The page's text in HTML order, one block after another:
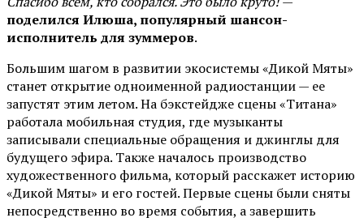
поделился Илюша, популярный шансон-
исполнитель для зуммеров.
Большим шагом в развитии экосистемы «Дикой Мяты»
станет открытие одноименной радиостанции — ее
запустят этим летом. На бэкстейдже сцены «Титана»
работала мобильная студия, где музыканты
записывали специальные обращения и джинглы для
будущего эфира. Также началось производство
художественного фильма, который расскажет историю
«Дикой Мяты» и его гостей. Первые сцены были сняты
непосредственно во время события, а завершить